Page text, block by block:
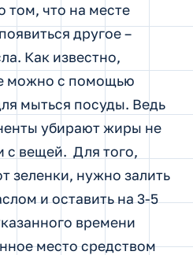
том, что на месте
другое –
Как известно,
можно с помощью
мыться посуды. Ведь
убирают жиры не
с вещей. Для того,
зеленки, нужно залить
и оставить на 3-5
времени
место средством